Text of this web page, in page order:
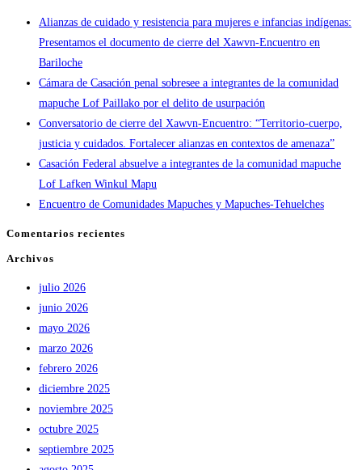
Alianzas de cuidado y resistencia para mujeres e infancias indígenas:
Presentamos el documento de cierre del Xawvn-Encuentro en
Bariloche
Cámara de Casación penal sobresee a integrantes de la comunidad
mapuche Lof Paillako por el delito de usurpación
Conversatorio de cierre del Xawvn-Encuentro: “Territorio-cuerpo,
justicia y cuidados. Fortalecer alianzas en contextos de amenaza”
Casación Federal absuelve a integrantes de la comunidad mapuche
Lof Lafken Winkul Mapu
Encuentro de Comunidades Mapuches y Mapuches-Tehuelches
Comentarios recientes
Archivos
julio 2026
junio 2026
mayo 2026
marzo 2026
febrero 2026
diciembre 2025
noviembre 2025
octubre 2025
septiembre 2025